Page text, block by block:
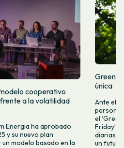
cooperativo
a la volatilidad
Energia ha aprobado
y su nuevo plan
modelo basado en la
Green
única
Ante el
el
Friday’
diarias y
un